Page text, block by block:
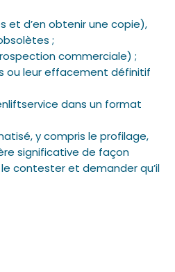
et d’en obtenir une copie),
;
commerciale) ;
ou leur effacement définitif
dans un format
y compris le profilage,
significative de façon
contester et demander qu’il